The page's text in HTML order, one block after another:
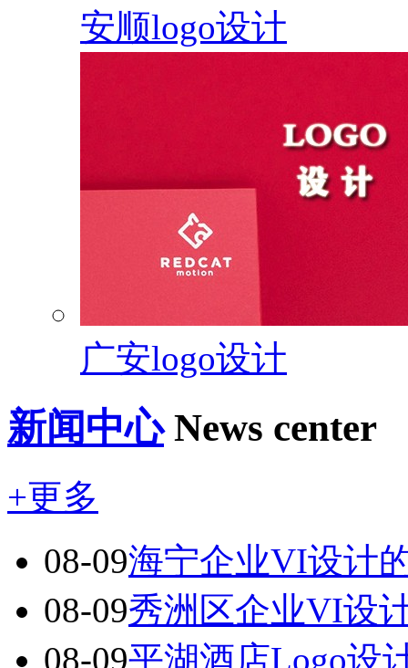
安顺logo设计
广安logo设计
新闻中心News center
+更多
08-09海宁企业VI设计
08-09秀洲区企业VI设
08-09平湖酒店Logo设